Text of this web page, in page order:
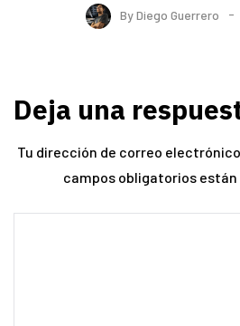
ByDiego Guerrero
Deja una
Tu dirección de correo
campos obligatorios